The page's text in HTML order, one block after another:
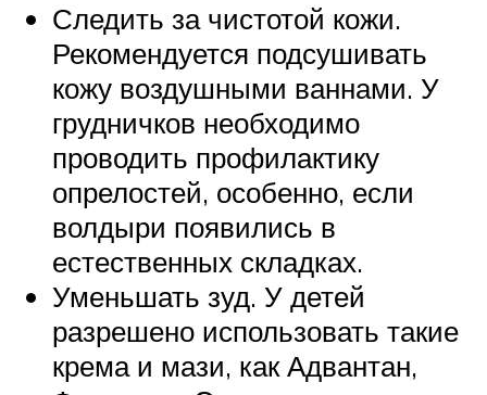
Следить за чистотой кожи.
Рекомендуется подсушивать
кожу воздушными ваннами. У
грудничков необходимо
проводить профилактику
опрелостей, особенно, если
волдыри появились в
естественных складках.
Уменьшать зуд. У детей
разрешено использовать такие
крема и мази, как Адвантан,